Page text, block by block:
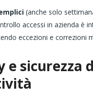
(anche solo
accessi in azienda è
eccezioni e correzioni
e